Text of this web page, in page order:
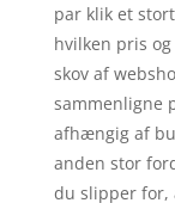
par klik et
hvilken pris
skov af
sammenligne
afhængig af
anden stor
du slipper for,